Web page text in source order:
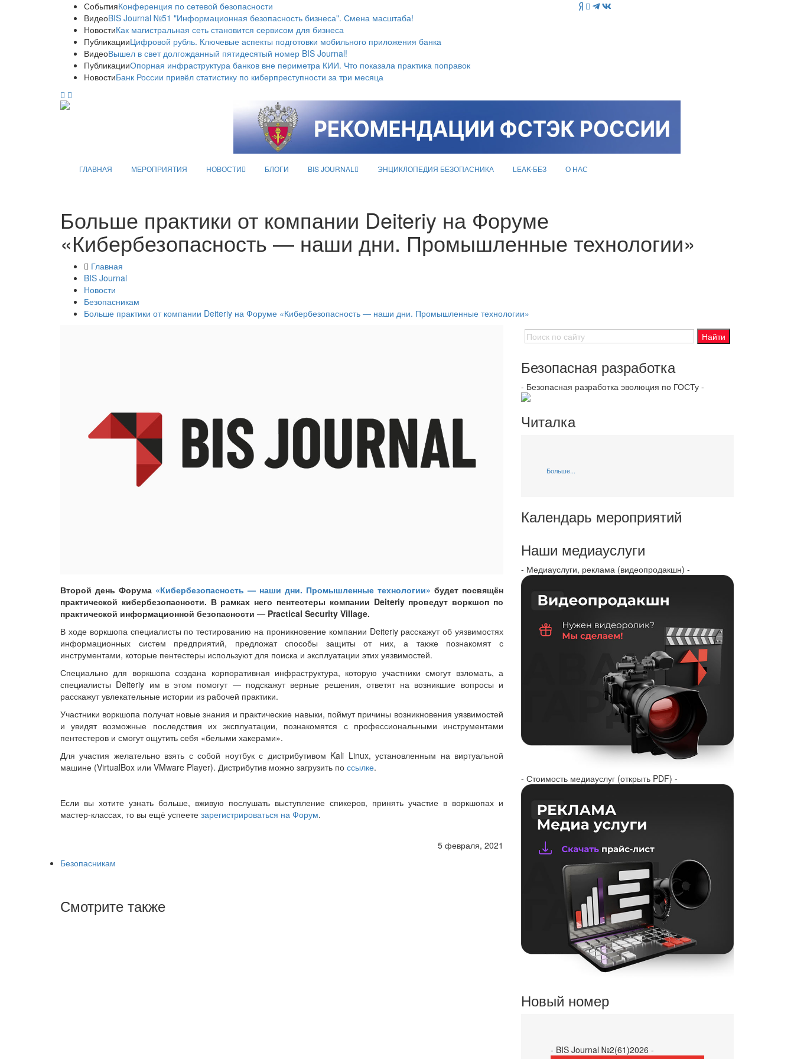
СобытияКонференция по сетевой безопасности
ВидеоBIS Journal №51 "Информационная безопасность бизнеса". Смена масштаба!
НовостиКак магистральная сеть становится сервисом для бизнеса
ПубликацииЦифровой рубль. Ключевые аспекты подготовки мобильного приложения банка
ВидеоВышел в свет долгожданный пятидесятый номер BIS Journal!
ПубликацииОпорная инфраструктура банков вне периметра КИИ. Что показала практика поправок
НовостиБанк России привёл статистику по киберпреступности за три месяца
ГЛАВНАЯ МЕРОПРИЯТИЯ НОВОСТИ БЛОГИ BIS JOURNAL ЭНЦИКЛОПЕДИЯ БЕЗОПАСНИКА LEAK-БЕЗ О НАС
Больше практики от компании Deiteriy на Форуме
«Кибербезопасность — наши дни. Промышленные технологии»
Главная
BIS Journal
Новости
Безопасникам
Больше практики от компании Deiteriy на Форуме «Кибербезопасность — наши дни. Промышленные технологии»
Второй день Форума «Кибербезопасность — наши дни. Промышленные технологии» будет посвящён
практической кибербезопасности. В рамках него пентестеры компании Deiteriy проведут воркшоп по
практической информационной безопасности — Practical Security Village.
В ходе воркшопа специалисты по тестированию на проникновение компании Deiteriy расскажут об уязвимостях
информационных систем предприятий, предложат способы защиты от них, а также познакомят с
инструментами, которые пентестеры используют для поиска и эксплуатации этих уязвимостей.
Специально для воркшопа создана корпоративная инфраструктура, которую участники смогут взломать, а
специалисты Deiteriy им в этом помогут — подскажут верные решения, ответят на возникшие вопросы и
расскажут увлекательные истории из рабочей практики.
Участники воркшопа получат новые знания и практические навыки, поймут причины возникновения уязвимостей
и увидят возможные последствия их эксплуатации, познакомятся с профессиональными инструментами
пентестеров и смогут ощутить себя «белыми хакерами».
Для участия желательно взять с собой ноутбук с дистрибутивом Kali Linux, установленным на виртуальной
машине (VirtualBox или VMware Player). Дистрибутив можно загрузить по ссылке.
Если вы хотите узнать больше, вживую послушать выступление спикеров, принять участие в воркшопах и
мастер-классах, то вы ещё успеете зарегистрироваться на Форум.
5 февраля, 2021
Безопасникам
Смотрите также
Безопасная разработка
- Безопасная разработка эволюция по ГОСТу -
Читалка
Больше...
Календарь мероприятий
Наши медиауслуги
- Медиауслуги, реклама (видеопродакшн) -
- Стоимость медиауслуг (открыть PDF) -
Новый номер
- BIS Journal №2(61)2026 -